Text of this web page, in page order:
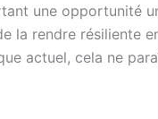
une opportunité
la rendre résiliente
actuel, cela ne